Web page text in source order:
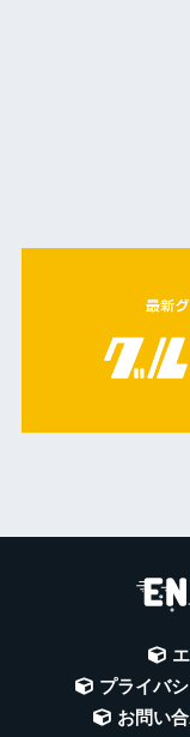
プライバ
お問い